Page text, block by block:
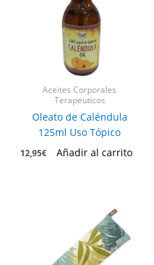
Aceites Corporales
Terapeuticos
Oleato de Caléndula
125ml Uso Tópico
12,95€ Añadir al carrito